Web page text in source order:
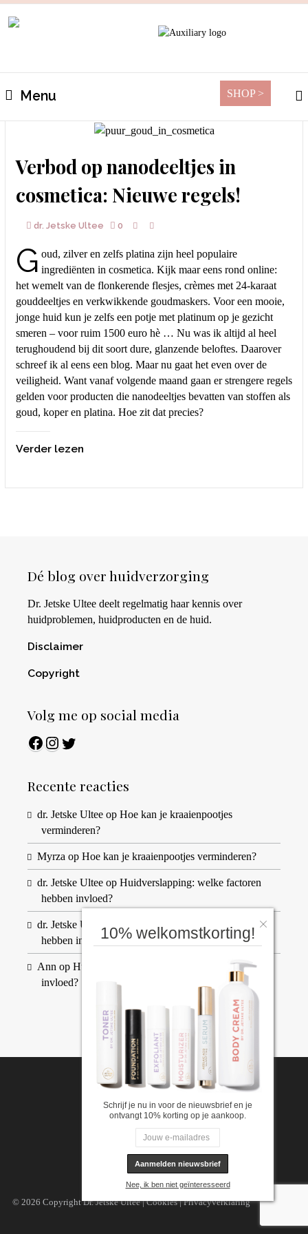
Menu SHOP >
Verbod op nanodeeltjes in
cosmetica: Nieuwe regels!
dr. Jetske Ultee 0
G oud, zilver en zelfs platina zijn heel populaire
ingrediënten in cosmetica. Kijk maar eens rond online:
het wemelt van de flonkerende flesjes, crèmes met 24-karaat
gouddeeltjes en verkwikkende goudmaskers. Voor een mooie,
jonge huid kun je zelfs een potje met platinum op je gezicht
smeren – voor ruim 1500 euro hè … Nu was ik altijd al heel
terughoudend bij dit soort dure, glanzende beloftes. Daarover
schreef ik al eens een blog. Maar nu gaat het even over de
veiligheid. Want vanaf volgende maand gaan er strengere regels
gelden voor producten die nanodeeltjes bevatten van stoffen als
goud, koper en platina. Hoe zit dat precies?
Verder lezen
Dé blog over huidverzorging
Dr. Jetske Ultee deelt regelmatig haar kennis over
huidproblemen, huidproducten en de huid.
Disclaimer
Copyright
Volg me op social media
Facebook
Instagram
Twitter
Recente reacties
dr. Jetske Ultee op Hoe kan je kraaienpootjes
verminderen?
Myrza op Hoe kan je kraaienpootjes verminderen?
dr. Jetske Ultee op Huidverslapping: welke factoren
hebben invloed?
dr. Jetske Ultee
Huidverslapping: welke factoren
hebben invloed?
Ann op Huidverslapping: welke factoren hebben
invloed?
© 2026 Copyright Dr. Jetske Ultee |Cookies|Privacyverklaring
10% welkomstkorting!
Schrijf je nu in voor de nieuwsbrief en je
ontvangt 10% korting op je aankoop.
Nee, ik ben niet geïnteresseerd